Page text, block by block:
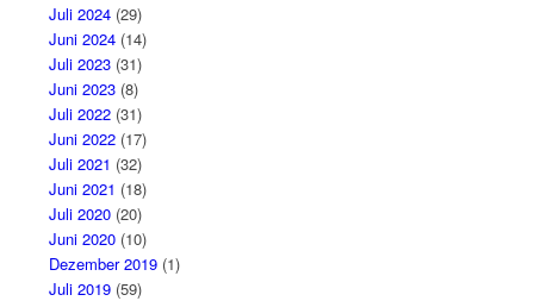
Juli 2024(29)
Juni 2024(14)
Juli 2023(31)
Juni 2023(8)
Juli 2022(31)
Juni 2022(17)
Juli 2021 (32)
Juni 2021 (18)
Juli 2020(20)
Juni 2020(10)
Dezember 2019(1)
Juli 2019(59)